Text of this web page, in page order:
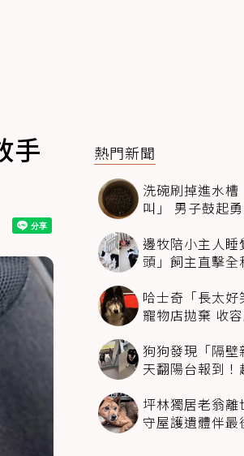
手 熱門新聞
洗碗刷掉進水
叫」 男子鼓起
邊牧陪小主人
頭」飼主直擊全
哈士奇「長太
寵物店拋棄 收
狗狗發現「隔
天翻陽台報到
坪林獨居老翁
守屋護遺體伴最